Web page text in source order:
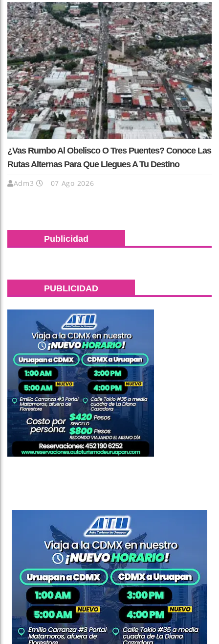
¿Vas Rumbo Al Obelisco O Tres Puentes? Conoce Las
Rutas Alternas Para Que Llegues A Tu Destino
Adm3 07 Ago 2026
Publicidad
PUBLICIDAD